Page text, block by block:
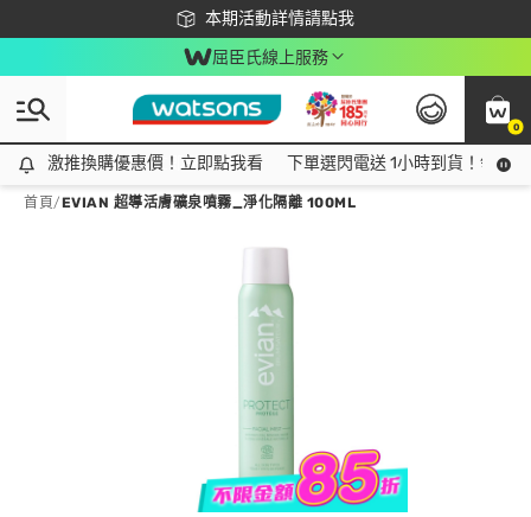
本期活動詳情請點我
下載app最高回饋$350
屈臣氏線上服務
0
激推換購優惠價！立即點我看
激推換購優惠價！立即點我看 下單選閃電送 1小時到貨！領神
首頁/EVIAN 超導活膚礦泉噴霧_淨化隔離 100ML